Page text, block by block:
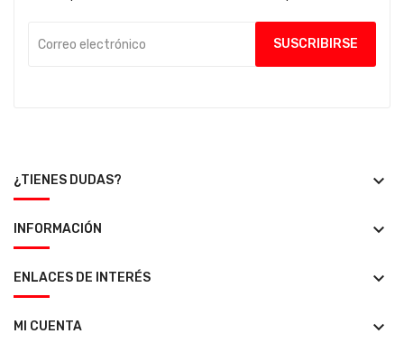
¿TIENES DUDAS? keyboard_arrow_down
INFORMACIÓN keyboard_arrow_down
ENLACES DE INTERÉS keyboard_arrow_down
MI CUENTA keyboard_arrow_down